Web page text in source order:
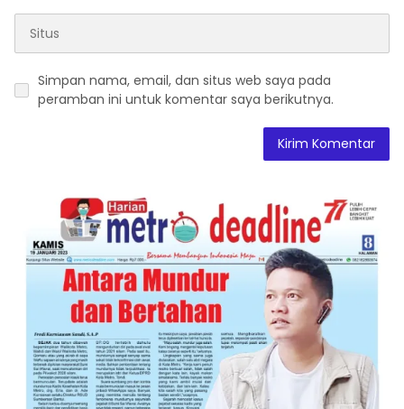
Simpan nama, email, dan situs web saya pada
peramban ini untuk komentar saya berikutnya.